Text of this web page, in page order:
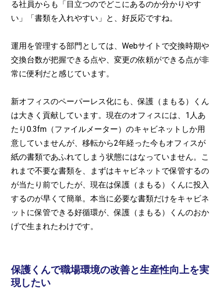
る社員からも「目立つのでどこにあるのか分かりやす
い」「書類を入れやすい」と、好反応ですね。
運用を管理する部門としては、Webサイトで交換時期や
交換台数が把握できる点や、変更の依頼ができる点が非
常に便利だと感じています。
新オフィスのペーパーレス化にも、保護（まもる）くん
は大きく貢献しています。現在のオフィスには、1人あ
たり0.3fm（ファイルメーター）のキャビネットしか用
意していませんが、移転から2年経った今もオフィスが
紙の書類であふれてしまう状態にはなっていません。こ
れまで不要な書類を、まずはキャビネットで保管するの
が当たり前でしたが、現在は保護（まもる）くんに投入
するのが早くて簡単。本当に必要な書類だけをキャビネ
ットに保管できる好循環が、保護（まもる）くんのおか
げで生まれたわけです。
保護くんで職場環境の改善と生産性向上を実
現したい